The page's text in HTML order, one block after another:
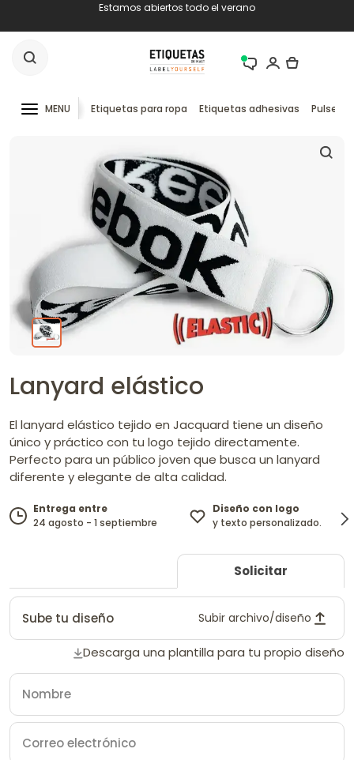
Estamos abiertos todo el verano
MENU Etiquetas para ropa Etiquetas adhesivas
Lanyard elástico
El lanyard elástico tejido en Jacquard tiene un diseño
único y práctico con tu logo tejido directamente.
Perfecto para un público joven que busca un lanyard
diferente y elegante de alta calidad.
Entrega entre
24 agosto - 1 septiembre
Diseño con logo
y texto personalizado.
Solicitar
Sube tu diseño Subir archivo/diseño
Descarga una plantilla para tu propio diseño